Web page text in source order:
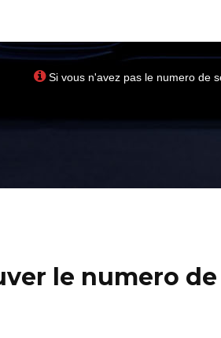
Si vous n'avez pas le numero de
le numero